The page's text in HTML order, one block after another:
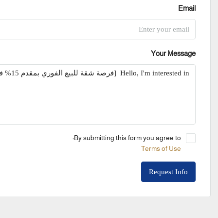
Email
Your Message
By submitting this form you agree to:
Terms of Use
Request Info